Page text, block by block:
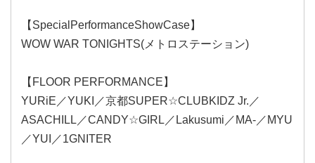
【SpecialPerformanceShowCase】
WOW WAR TONIGHTS(メトロステーション)
【FLOOR PERFORMANCE】
YURiE／YUKI／京都SUPER☆CLUBKIDZ Jr.／
ASACHILL／CANDY☆GIRL／Lakusumi／MA-／MYU
／YUI／1GNITER